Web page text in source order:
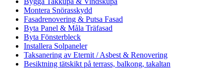
Montera Snörasskydd
Fasadrenovering & Putsa Fasad
Byta Panel & Måla Träfasad
Byta Fönsterbleck
Installera Solpaneler
Taksanering av Eternit / Asbest & Renovering
Besiktning tätskikt på terrass, balkong, takaltan